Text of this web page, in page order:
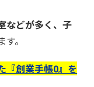
などが多く、子
。
『創業手帳0』を